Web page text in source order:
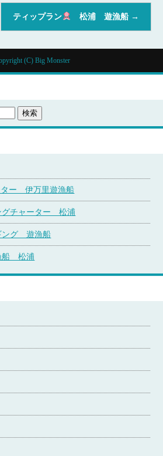
ティップラン 松浦 遊漁船 →
(C) Big Monster
ー 伊万里遊漁船
グチャーター 松浦
ング 遊漁船
船 松浦